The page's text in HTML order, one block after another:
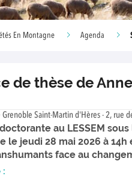
En Montagne Agenda
de thèse de
Grenoble Saint-Martin d'Hères - 2, rue
au LESSEM
le jeudi 28 mai 2026 à
face au
: